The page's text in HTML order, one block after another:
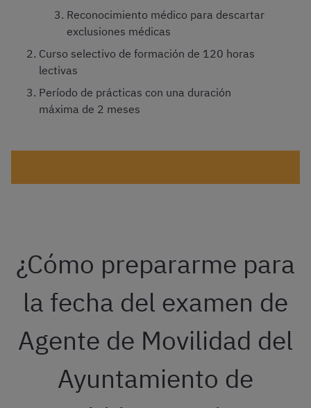
Reconocimiento médico para descartar
exclusiones médicas
Curso selectivo de formación de 120 horas
lectivas
Período de prácticas con una duración
máxima de 2 meses
¿Cómo prepararme para
la fecha del examen de
Agente de Movilidad del
Ayuntamiento de